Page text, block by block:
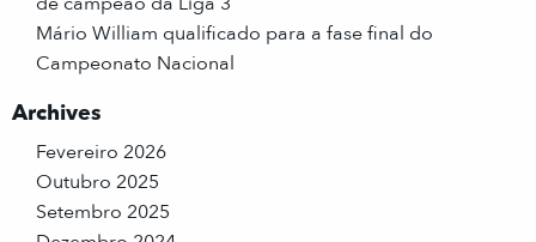
Mário William qualificado para a fase final do
Campeonato Nacional
Archives
Fevereiro 2026
Outubro 2025
Setembro 2025